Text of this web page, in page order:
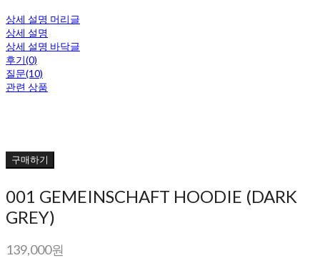
상세 설명 머리글
상세 설명
상세 설명 바닥글
후기(0)
질문(10)
관련 상품
구매하기
001 GEMEINSCHAFT HOODIE (DARK
GREY)
139,000원